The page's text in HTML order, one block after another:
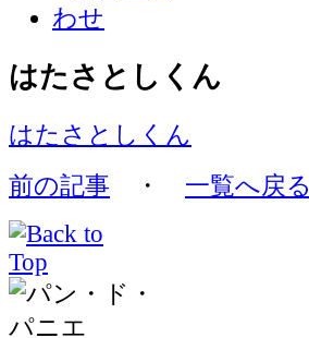
はたさとしくん
はたさとしくん
前の記事 ・ 一覧へ戻る